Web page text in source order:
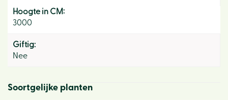
Hoogte in CM:
3000
Giftig:
Nee
Soortgelijke planten